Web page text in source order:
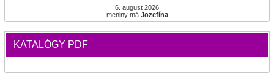
6. august 2026
meniny má Jozefína
KATALÓGY PDF